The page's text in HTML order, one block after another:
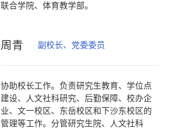
联合学院、体育教学部。
周青 副校长、党委委员
协助校长工作。负责研究生教育、学位点
建设、人文社科研究、后勤保障、校办企
业、文一校区、东岳校区和下沙东校区的
管理等工作。分管研究生院、人文社科